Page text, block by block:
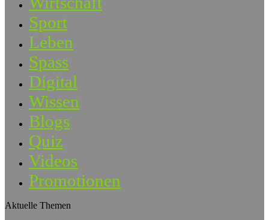
Sport
Leben
Spass
Digital
Wissen
Blogs
Quiz
Videos
Promotionen
Aktuelle Themen